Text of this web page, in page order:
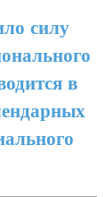
силу
в